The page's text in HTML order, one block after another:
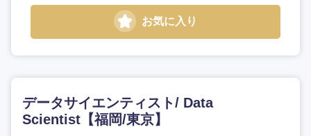
お気に入り
データサイエンティスト/ Data
Scientist【福岡/東京】